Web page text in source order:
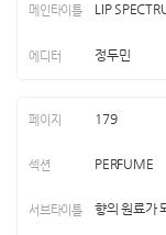
LIP
정두민
179
PERFUME
향의 원료가